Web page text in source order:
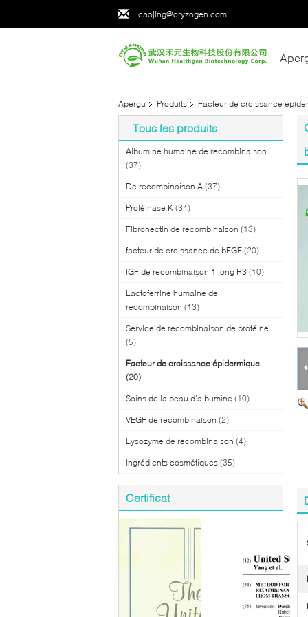
caojing@oryzogen.com
Aperçu Produits Facteur de croissance
Tous les produits
Albumine humaine de recombinaison
(37)
De recombinaison A (37)
Protéinase K (34)
Fibronectin de recombinaison (13)
facteur de croissance de bFGF (20)
IGF de recombinaison 1 long R3 (10)
Lactoferrine humaine de
recombinaison (13)
Service de recombinaison de protéine
(5)
Facteur de croissance épidermique
(20)
Soins de la peau d'albumine (10)
VEGF de recombinaison (2)
Lysozyme de recombinaison (4)
Ingrédients cosmétiques (35)
Certificat